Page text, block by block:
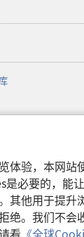
体验，本网站
必要的，能
其他用于提升
绝。我们不会
看 《全球